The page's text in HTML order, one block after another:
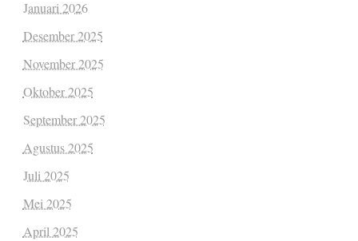
Januari 2026
Desember 2025
November 2025
Oktober 2025
September 2025
Agustus 2025
Juli 2025
Mei 2025
April 2025